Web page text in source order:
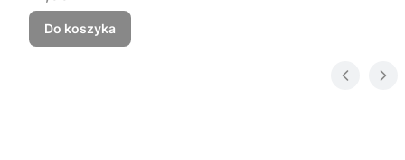
Do koszyka